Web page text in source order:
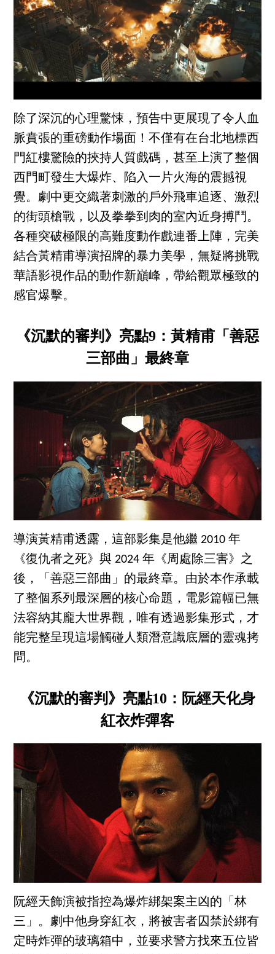
除了深沉的心理驚悚，預告中更展現了令人血
脈賁張的重磅動作場面！不僅有在台北地標西
門紅樓驚險的挾持人質戲碼，甚至上演了整個
西門町發生大爆炸、陷入一片火海的震撼視
覺。劇中更交織著刺激的戶外飛車追逐、激烈
的街頭槍戰，以及拳拳到肉的室內近身搏鬥。
各種突破極限的高難度動作戲連番上陣，完美
結合黃精甫導演招牌的暴力美學，無疑將挑戰
華語影視作品的動作新巔峰，帶給觀眾極致的
感官爆擊。
《沉默的審判》亮點9：黃精甫「善惡
三部曲」最終章
導演黃精甫透露，這部影集是他繼 2010 年
《復仇者之死》與 2024 年《周處除三害》之
後，「善惡三部曲」的最終章。由於本作承載
了整個系列最深層的核心命題，電影篇幅已無
法容納其龐大世界觀，唯有透過影集形式，才
能完整呈現這場觸碰人類潛意識底層的靈魂拷
問。
《沉默的審判》亮點10：阮經天化身
紅衣炸彈客
阮經天飾演被指控為爆炸綁架案主凶的「林
三」。劇中他身穿紅衣，將被害者囚禁於綁有
定時炸彈的玻璃箱中，並要求警方找來五位皆